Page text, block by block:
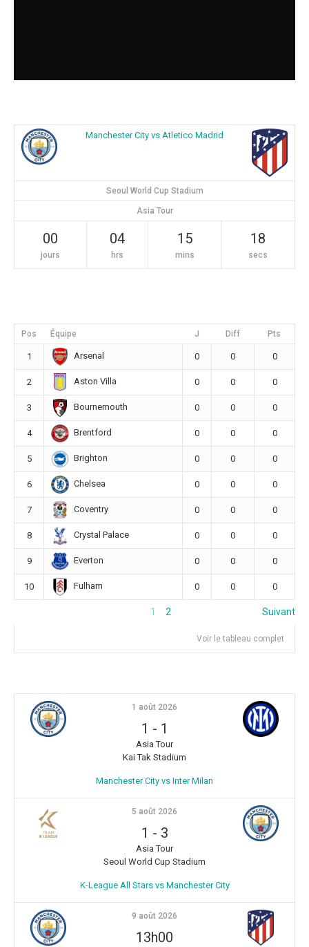
Manchester City vs Atletico Madrid
Seoul World Cup Stadium
Asia Tour
00
jours
04
hrs
15
mins
17
secs
Pos Équipe J Diff Pts
1 Arsenal 0 0 0
2 Aston Villa 0 0 0
3 Bournemouth 0 0 0
4 Brentford 0 0 0
5 Brighton 0 0 0
6 Chelsea 0 0 0
7 Coventry 0 0 0
8 Crystal Palace 0 0 0
9 Everton 0 0 0
10 Fulham 0 0 0
1 2 Suivant
Voir le tableau complet
1 août 2026
1 - 1
Asia Tour
Kai Tak Stadium
Manchester City vs Inter Milan
5 août 2026
1 - 3
Asia Tour
Seoul World Cup Stadium
K-League All Stars vs Manchester City
9 août 2026
13h00